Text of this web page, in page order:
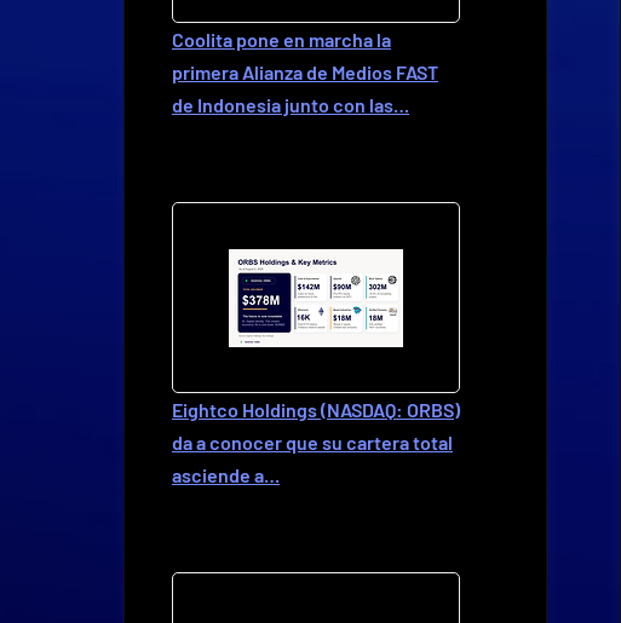
Coolita pone en marcha la
primera Alianza de Medios FAST
de Indonesia junto con las…
Eightco Holdings (NASDAQ: ORBS)
da a conocer que su cartera total
asciende a…